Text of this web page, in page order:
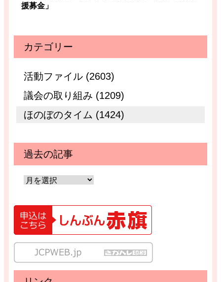
援募金」
カテゴリー
活動ファイル (2603)
議会の取り組み (1209)
ほのぼのタイム (1424)
過去の記事